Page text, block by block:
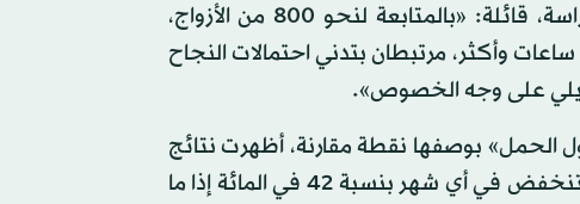
وأضافت البروفسورة، لورين وايز، أستاذة علم الأوبئة والباحثة الرئيسية في الدراسة، قائلة: «بالمتابعة لنحو 800 من الأزواج،
وأكثر، مرتبطان بتدني احتمالات النجاح
على وجه الخصوص».
الحمل» بوصفها نقطة مقارنة، أظهرت نتائج
المتابعة لهؤلاء الأزواج المشمولين في الدراسة أن احتمالات نجاح حصول الحمل تنخفض في أي شهر بنسبة 42 في المائة إذا ما